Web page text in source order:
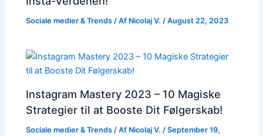
Sociale medier & Trends / Af Nicolaj V. /August 22, 2023
Instagram Mastery 2023 – 10 Magiske
Strategier til at Booste Dit Følgerskab!
Sociale medier & Trends / Af Nicolaj V. /September 19,